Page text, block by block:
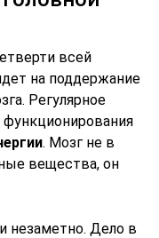
всей
на поддержание
Регулярное
функционирования
. Мозг не в
вещества, он
незаметно. Дело в